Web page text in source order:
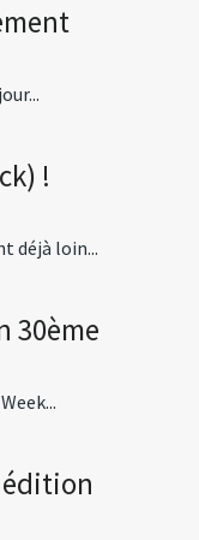
!
déjà loin...
30ème
édition